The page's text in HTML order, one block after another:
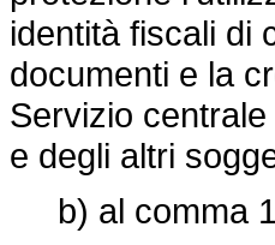
identità fiscali di
documenti e la
Servizio
e degli altri
b) al comma